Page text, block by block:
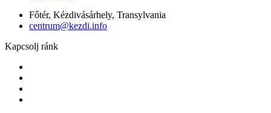
Főtér, Kézdivásárhely, Transylvania
centrum@kezdi.info
Kapcsolj ránk